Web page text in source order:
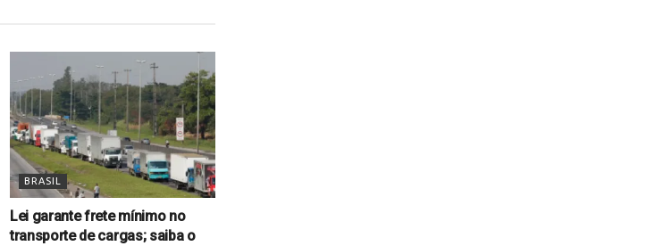
BRASIL
Lei garante frete mínimo no
transporte de cargas; saiba o